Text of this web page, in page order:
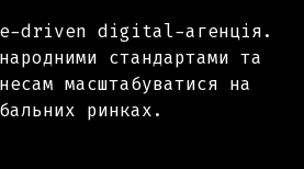
driven digital-агенція.
стандартами та
масштабуватися на
ринках.